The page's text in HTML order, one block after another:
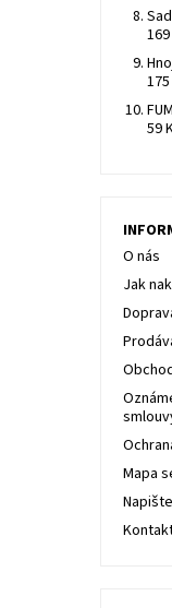
59
O nás
Jak
Mapa